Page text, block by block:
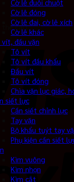
the cart.
Cờ lê đuôi chuột
Cờ lê đóng
Cờ lê đai, cờ lê xích
Cờ lê khác
vít, đầu vặn
Tô vít
Tô vít đầu khẩu
Đầu vít
Tô vít đóng
Chìa vặn lục giác,
siết lực
Cần siết chỉnh lực
Tay vặn
Bộ khẩu tuýt tay
Phụ kiện cần siết
Kìm vuông
Kìm nhọn
Kìm cắt